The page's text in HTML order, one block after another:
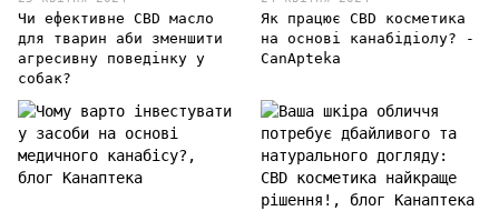
Чи ефективне CBD масло
для тварин аби зменшити
агресивну поведінку у
собак?
Як працює CBD косметика
на основі канабідіолу? -
CanApteka